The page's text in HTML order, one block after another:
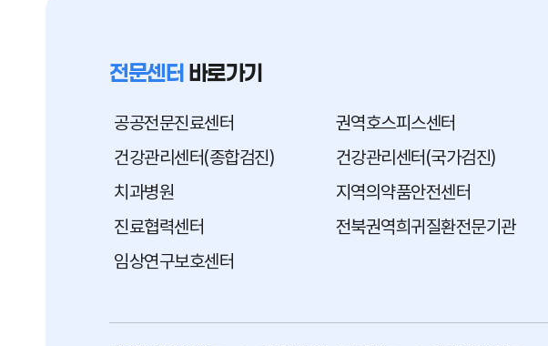
전문센터 바로가기
공공전문진료센터
권역호스피스센터
건강관리센터(종합검진)
건강관리센터(국가검진)
치과병원
지역의약품안전센터
진료협력센터
전북권역희귀질환전문기관
임상연구보호센터